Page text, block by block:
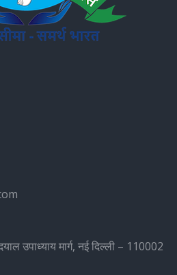
उपाध्याय मार्ग, नई दिल्ली – 110002